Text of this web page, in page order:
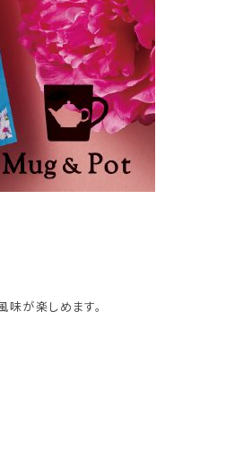
味が楽しめます。